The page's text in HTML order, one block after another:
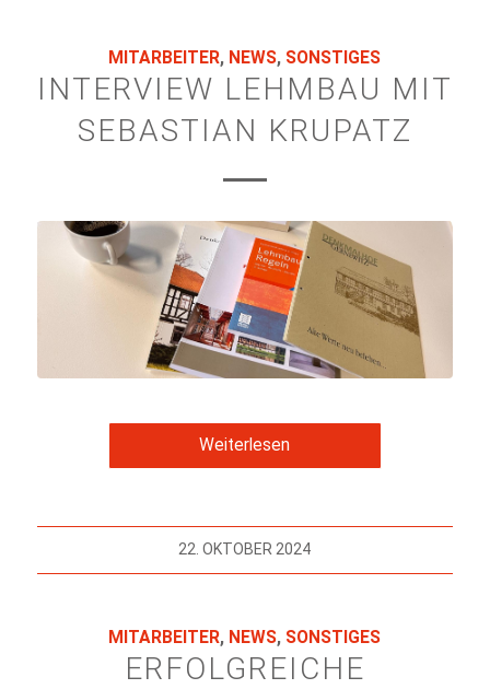
MITARBEITER, NEWS, SONSTIGES
INTERVIEW LEHMBAU MIT
SEBASTIAN KRUPATZ
Weiterlesen
22. OKTOBER 2024
MITARBEITER, NEWS, SONSTIGES
ERFOLGREICHE